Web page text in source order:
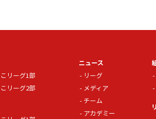
リーグ1部
リーグ2部
ニュース
リーグ
メディア
チーム
アカデミー